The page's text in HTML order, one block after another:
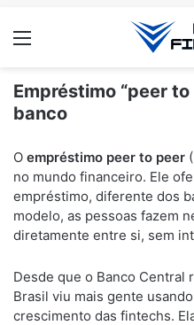
Menu
Empréstimo “peer
banco
O empréstimo peer to peer
no mundo financeiro. Ele
empréstimo, diferente dos
modelo, as pessoas fazem
diretamente entre si, sem
Desde que o Banco Central
Brasil viu mais gente
crescimento das fintechs.